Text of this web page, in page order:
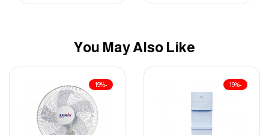
You May Also Like
-19%
-19%